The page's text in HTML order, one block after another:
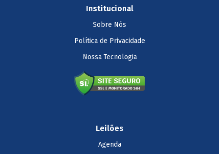
Institucional
Sobre Nós
Política de Privacidade
Nossa Tecnologia
Leilões
Agenda